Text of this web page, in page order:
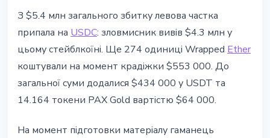
З $5.4 млн загального збитку левова частка
припала на USDC: зловмисник вивів $4.3 млн у
цьому стейблкоїні. Ще 274 одиниці Wrapped Ether
коштували на момент крадіжки $553 000. До
загальної суми додалися $434 000 у USDT та
14.164 токени PAX Gold вартістю $64 000.
На момент підготовки матеріалу гаманець